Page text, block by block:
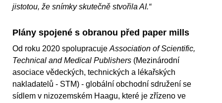
jistotou, že snímky skutečně stvořila AI.“
Plány spojené s obranou před paper mills
Od roku 2020 spolupracuje Association of Scientific,
Technical and Medical Publishers (Mezinárodní
asociace vědeckých, technických a lékařských
nakladatelů - STM) - globální obchodní sdružení se
sídlem v nizozemském Haagu, které je zřízeno ve